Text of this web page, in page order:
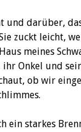
und darüber,
zuckt leicht,
meines
Onkel und
ob wir
starkes